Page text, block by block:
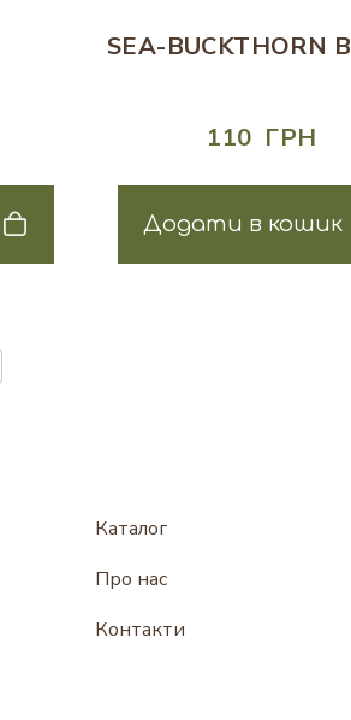
SEA-BUCKTHORN
110  ГРН
Додати в кошик
Каталог
Про нас
Контакти